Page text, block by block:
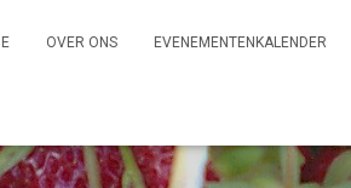
OVER ONS EVENEMENTENKALENDER